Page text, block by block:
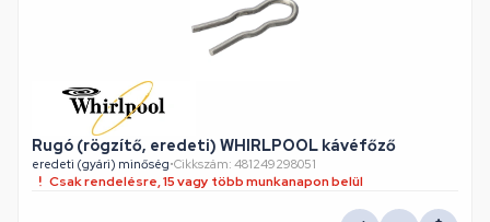
Rugó (rögzítő, eredeti) WHIRLPOOL kávéfőző
eredeti (gyári) minőség•Cikkszám: 481249298051
Csak rendelésre, 15 vagy több munkanapon belül